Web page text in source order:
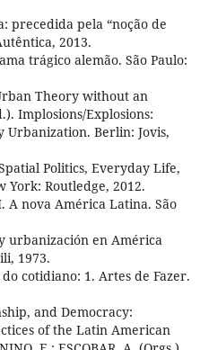
precedida pela “noção de
2013.
trágico alemão. São Paulo:
Theory without an
Implosions/Explosions:
Urbanization. Berlin: Jovis,
Politics, Everyday Life,
York: Routledge, 2012.
A nova América Latina. São
urbanización en América
1973.
cotidiano: 1. Artes de Fazer.
and Democracy:
of the Latin American